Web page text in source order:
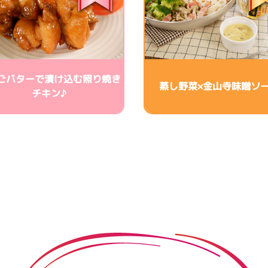
バターで漬け込む照り焼き
チキン♪
蒸し野菜×金山寺味噌ソ